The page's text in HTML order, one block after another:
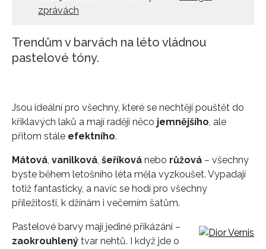
zprávách
Trendům v barvách na léto vládnou
pastelové tóny.
Jsou ideální pro všechny, které se nechtějí pouštět do
křiklavých laků a mají raději něco jemnějšího, ale
přitom stále efektního.
Mátová, vanilková, šeříková nebo růžová – všechny
byste během letošního léta měla vyzkoušet. Vypadají
totiž fantasticky, a navíc se hodí pro všechny
příležitosti, k džínám i večerním šatům.
Pastelové barvy mají jediné přikázání –
zaokrouhlený tvar nehtů. I když jde o